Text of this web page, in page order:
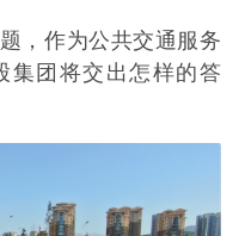
，作为公共交通服务
集团将交出怎样的答